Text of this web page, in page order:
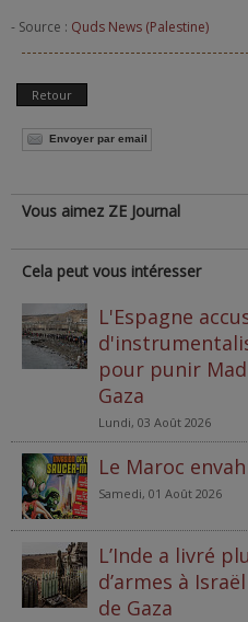
- Source : Quds News (Palestine)
Retour
Envoyer par email
Vous aimez ZE Journal
Cela peut vous intéresser
L'Espagne
pour punir
Gaza
Lundi, 03 Août 2026
Le Maroc
Samedi, 01 Août 2026
L’Inde a livré
d’armes à
de Gaza